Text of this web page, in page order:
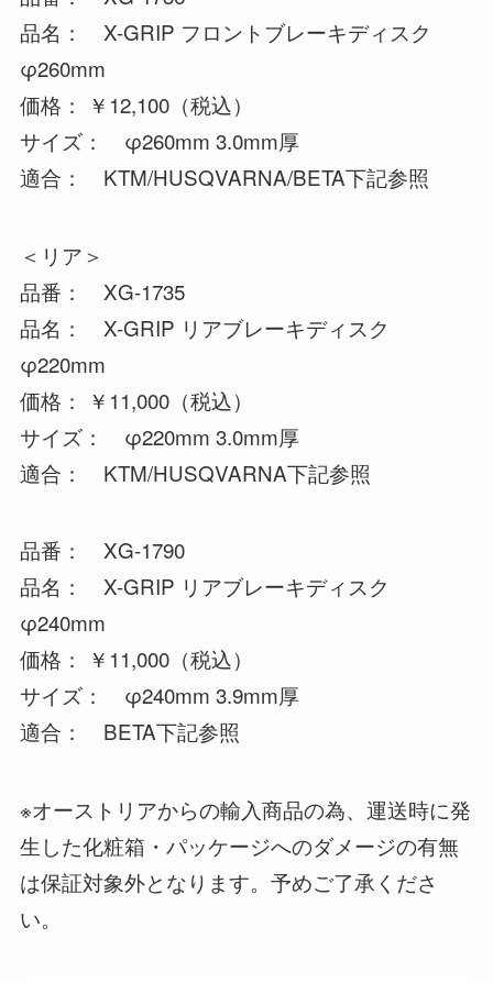
品名： X-GRIP フロントブレーキディスク
φ260mm
価格： ￥12,100（税込）
サイズ： φ260mm 3.0mm厚
適合： KTM/HUSQVARNA/BETA下記参照
＜リア＞
品番： XG-1735
品名： X-GRIP リアブレーキディスク
φ220mm
価格： ￥11,000（税込）
サイズ： φ220mm 3.0mm厚
適合： KTM/HUSQVARNA下記参照
品番： XG-1790
品名： X-GRIP リアブレーキディスク
φ240mm
価格： ￥11,000（税込）
サイズ： φ240mm 3.9mm厚
適合： BETA下記参照
※オーストリアからの輸入商品の為、運送時に発
生した化粧箱・パッケージへのダメージの有無
は保証対象外となります。予めご了承くださ
い。